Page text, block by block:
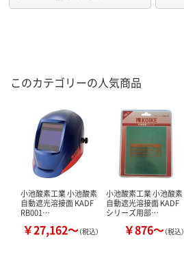
このカテゴリーの人気商品
小池酸素工業 小池酸素
自動遮光溶接面 KADF
RB001…
￥27,162～（税込）
小池酸素工業 小池酸素
自動遮光溶接面 KADF
シリーズ用部…
￥876～（税込）